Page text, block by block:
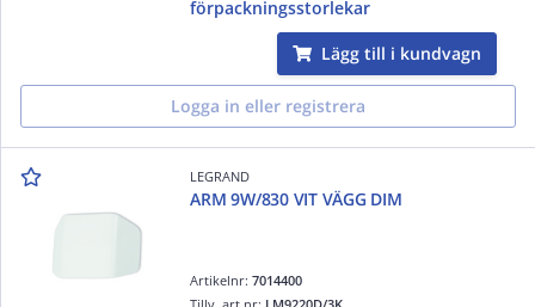
förpackningsstorlekar
Lägg till i kundvagn
Logga in eller registrera
LEGRAND
ARM 9W/830 VIT VÄGG DIM
Artikelnr:7014400